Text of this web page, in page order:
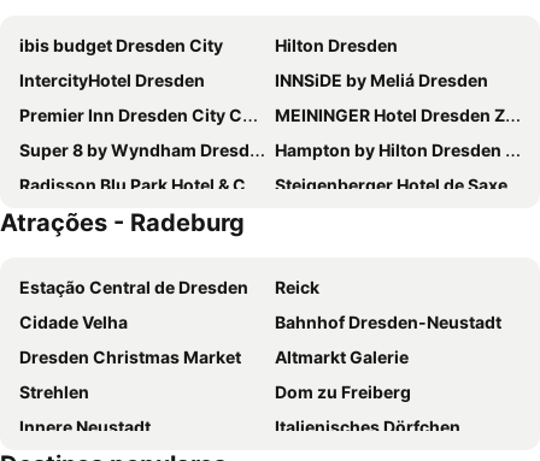
ibis budget Dresden City
Hilton Dresden
IntercityHotel Dresden
INNSiDE by Meliá Dresden
Premier Inn Dresden City Centre
MEININGER Hotel Dresden Zentrum
Super 8 by Wyndham Dresden
Hampton by Hilton Dresden City Centre
Radisson Blu Park Hotel & Conference Centre, Dresden Radebeul
Steigenberger Hotel de Saxe
ibis Dresden Zentrum
a&o Dresden Hauptbahnhof
Best Western Macrander Hotel Dresden
Hotel Suitess
Gästehaus Mezcalero
Gewandhaus Dresden, Autograph Collection
Moxy Dresden Neustadt
Penck Hotel Dresden
Amedia Plaza Dresden, Trademark Collection by Wyndham
Holiday Inn Express Dresden Zentrum By Ihg
B&B HOTEL Dresden-Altstadt
Atrações - Radeburg
Estação Central de Dresden
Reick
Cidade Velha
Bahnhof Dresden-Neustadt
Dresden Christmas Market
Altmarkt Galerie
Strehlen
Dom zu Freiberg
Innere Neustadt
Italienisches Dörfchen